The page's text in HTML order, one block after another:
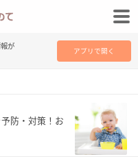
が
アプリで開く
防・対策！お